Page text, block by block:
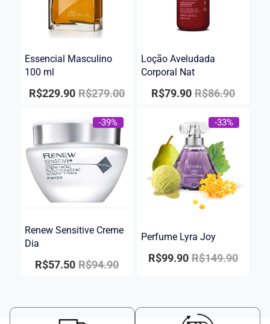
Essencial Masculino
100 ml
R$279.00
R$229.90
Loção Aveludada
Corporal Nat
R$86.90
R$79.90
-39%
Renew Sensitive Creme
Dia
R$94.90
R$57.50
-33%
Perfume Lyra Joy
R$149.90
R$99.90